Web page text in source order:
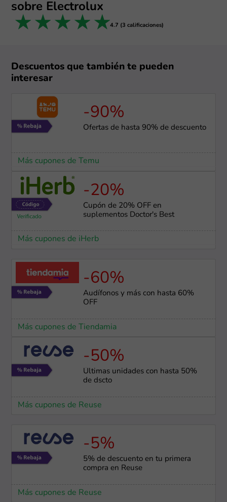
sobre Electrolux
5 stars
4 stars
3 stars
2 stars
1 star 4.7 (3 calificaciones)
Descuentos que también te pueden
interesar
-90%
Ofertas de hasta 90% de descuento
Más cupones de Temu
-20%
Cupón de 20% OFF en
suplementos Doctor's Best
Más cupones de iHerb
-60%
Audífonos y más con hasta 60%
OFF
Más cupones de Tiendamia
-50%
Últimas unidades con hasta 50%
de dscto
Más cupones de Reuse
-5%
5% de descuento en tu primera
compra en Reuse
Más cupones de Reuse